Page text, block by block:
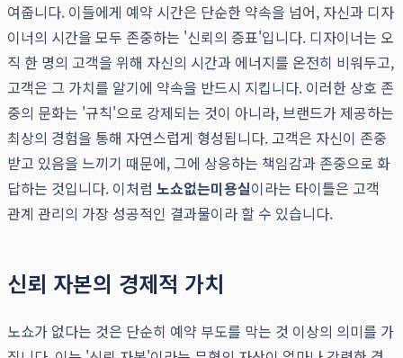
여줍니다. 이들에게 예약 시간은 단순한 약속을 넘어, 자신과 디자
이너의 시간을 모두 존중하는 '신뢰의 증표'입니다. 디자이너는 오
직 한 명의 고객을 위해 자신의 시간과 에너지를 온전히 비워두고,
고객은 그 가치를 알기에 약속을 반드시 지킵니다. 이러한 상호 존
중의 문화는 '규칙'으로 강제되는 것이 아니라, 브랜드가 제공하는
최상의 경험을 통해 자연스럽게 형성됩니다. 고객은 자신이 존중
받고 있음을 느끼기 때문에, 그에 상응하는 책임감과 존중으로 화
답하는 것입니다. 이처럼 노쇼없는미용실이라는 타이틀은 고객
관계 관리의 가장 성공적인 결과물이라 할 수 있습니다.
신뢰 자본의 경제적 가치
노쇼가 없다는 것은 단순히 예약 부도를 막는 것 이상의 의미를 가